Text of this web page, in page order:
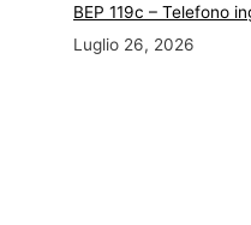
BEP 119c – Telefono
Luglio 26, 2026